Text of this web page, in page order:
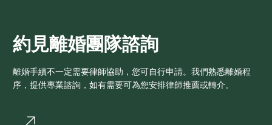
約見離婚團隊諮詢
離婚手續不一定需要律師協助，您可自行申請。我們熟悉離婚程
序，提供專業諮詢，如有需要可為您安排律師推薦或轉介。